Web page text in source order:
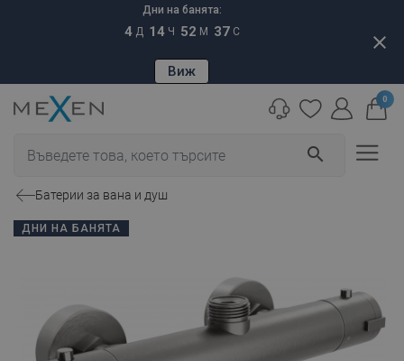
Дни на банята:
4 Д 14 Ч 52 М 36 С
Виж
close
search
0
Батерии за вана и душ
ДНИ НА БАНЯТА